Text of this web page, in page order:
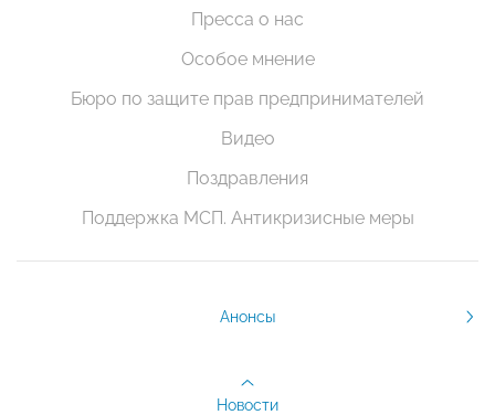
Пресса о нас
Особое мнение
Бюро по защите прав предпринимателей
Видео
Поздравления
Поддержка МСП. Антикризисные меры
Анонсы
Новости